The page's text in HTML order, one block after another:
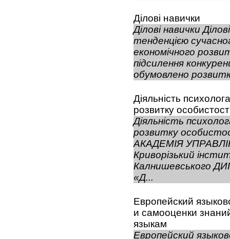
Ділові навички
Ділові навички
тенденцією
економічного
підсилення
обумовлено
Діяльність
розвитку
Діяльність
розвитку
АКАДЕМІЯ
Криворізький
Калнишевського
«Д...
Европейский
и самооценки
языкам
Европейский